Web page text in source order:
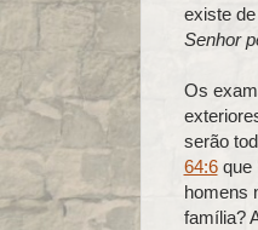
existe
Senhor
Os
serão
64:6que
homens
família?